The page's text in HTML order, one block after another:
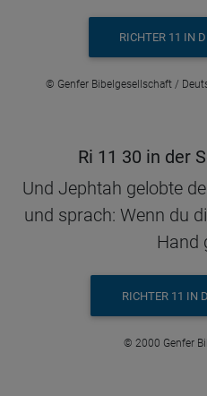
RICHTER 11 IN
© Genfer Bibelgesellschaft /
Ri 11 30 in der
Und Jephtah gelobte
und sprach: Wenn du
Hand
RICHTER 11 IN
© 2000 Genfer